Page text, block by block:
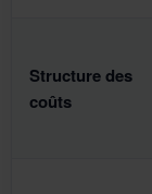
Structure des
coûts